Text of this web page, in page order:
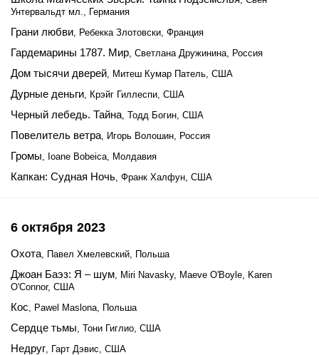
Унтервальдт мл., Германия
Грани любви, Ребекка Злотовски, Франция
Гардемарины 1787. Мир, Светлана Дружинина, Россия
Дом тысячи дверей, Митеш Кумар Патель, США
Дурные деньги, Крэйг Гиллеспи, США
Черный лебедь. Тайна, Тодд Богин, США
Повелитель ветра, Игорь Волошин, Россия
Громы, Ioane Bobeica, Молдавия
Капкан: Судная Ночь, Франк Халфун, США
6 октября 2023
Охота, Павел Хмелевский, Польша
Джоан Баэз: Я – шум, Miri Navasky, Maeve O'Boyle, Karen
O'Connor, США
Кос, Pawel Maslona, Польша
Сердце тьмы, Тони Гиглио, США
Недруг, Гарт Дэвис, США